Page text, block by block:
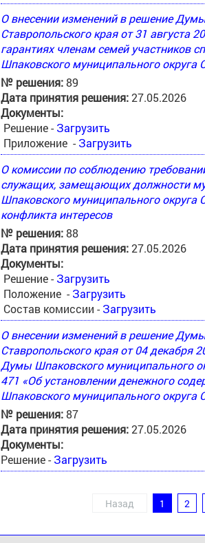
О внесении изменений в решение
Ставропольского края от 31
гарантиях членам семей участников
Шпаковского муниципального округа
№ решения:89
Дата принятия решения:27.05.2026
Документы:
Решение - Загрузить
Приложение - Загрузить
О комиссии по соблюдению
служащих, замещающих должности
Шпаковского муниципального округа
конфликта интересов
№ решения:88
Дата принятия решения:27.05.2026
Документы:
Решение - Загрузить
Положение - Загрузить
Состав комиссии - Загрузить
О внесении изменений в решение
Ставропольского края от 04 декабря
Думы Шпаковского муниципального
471 «Об установлении денежного
Шпаковского муниципального округа
№ решения:87
Дата принятия решения:27.05.2026
Документы:
Решение - Загрузить
Назад 1 2